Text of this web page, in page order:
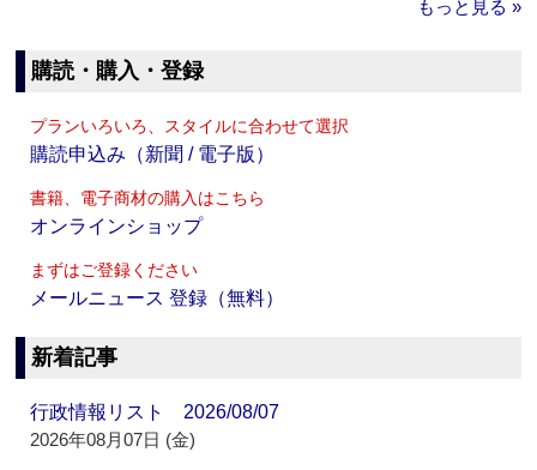
もっと見る »
購読・購入・登録
プランいろいろ、スタイルに合わせて選択
購読申込み（新聞 / 電子版）
書籍、電子商材の購入はこちら
オンラインショップ
まずはご登録ください
メールニュース 登録（無料）
新着記事
行政情報リスト 2026/08/07
2026年08月07日 (金)